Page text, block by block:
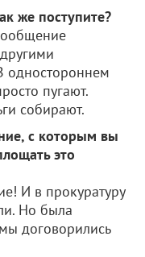
же поступите?
пугают.
собирают.
с которым вы
это
И в прокуратуру
Но была
договорились